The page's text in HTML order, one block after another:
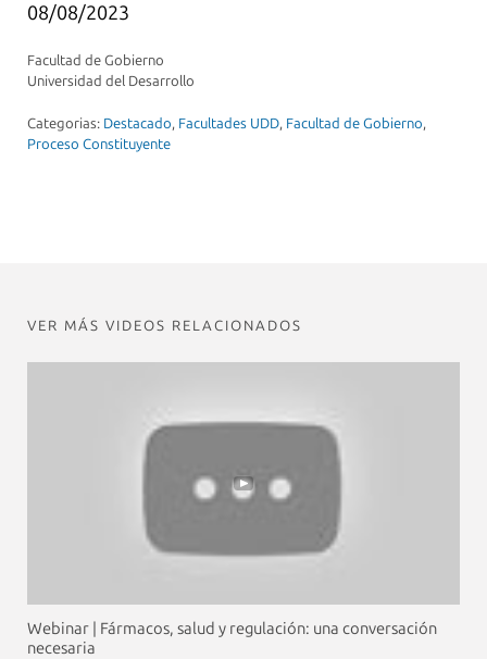
08/08/2023
Facultad de Gobierno
Universidad del Desarrollo
Categorias: Destacado, Facultades UDD, Facultad de Gobierno,
Proceso Constituyente
VER MÁS VIDEOS RELACIONADOS
Webinar | Fármacos, salud y regulación: una conversación
necesaria